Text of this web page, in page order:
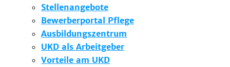
Stellenangebote
Bewerberportal Pflege
Ausbildungszentrum
UKD als Arbeitgeber
Vorteile am UKD